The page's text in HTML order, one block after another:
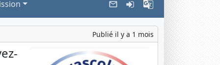
Publié il y a 1 mois